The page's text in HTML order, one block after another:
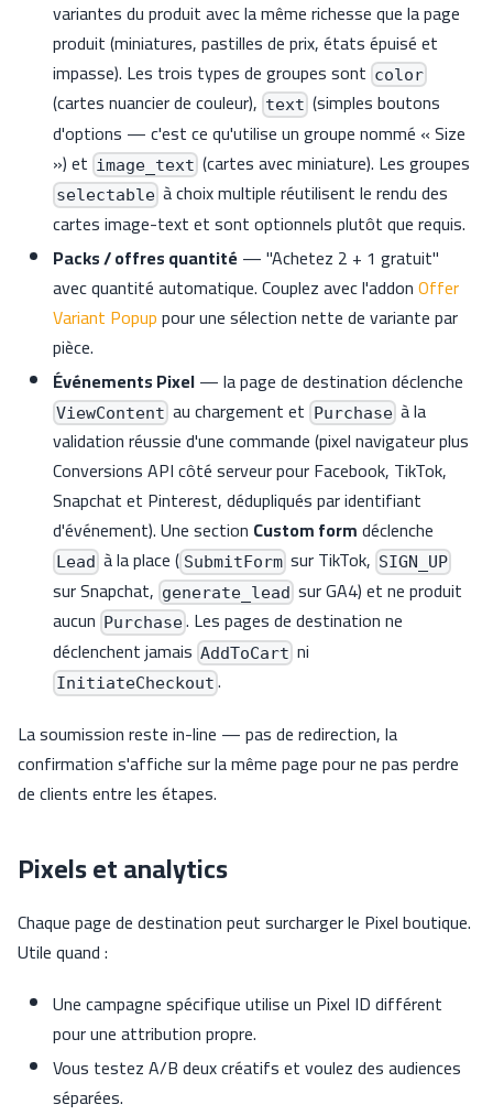
variantes du produit avec la même richesse que la page
produit (miniatures, pastilles de prix, états épuisé et
impasse). Les trois types de groupes sont color
(cartes nuancier de couleur), text (simples boutons
d'options — c'est ce qu'utilise un groupe nommé « Size
») et image_text (cartes avec miniature). Les groupes
selectable à choix multiple réutilisent le rendu des
cartes image-text et sont optionnels plutôt que requis.
Packs / offres quantité— "Achetez 2 + 1 gratuit"
avec quantité automatique. Couplez avec l'addonOffer
Variant Popuppour une sélection nette de variante par
pièce.
Événements Pixel— la page de destination déclenche
ViewContent au chargement et Purchaseà la
validation réussie d'une commande (pixel navigateur plus
Conversions API côté serveur pour Facebook, TikTok,
Snapchat et Pinterest, dédupliqués par identifiant
d'événement). Une section Custom formdéclenche
Lead à la place ( SubmitFormsur TikTok, SIGN_UP
sur Snapchat, generate_lead sur GA4) et ne produit
aucun
Purchase. Les pages de destination ne
déclenchent jamais AddToCart ni
InitiateCheckout .
La soumission reste in-line — pas de redirection, la
confirmation s'affiche sur la même page pour ne pas perdre
de clients entre les étapes.
Pixels et analytics
Chaque page de destination peut surcharger le Pixel boutique.
Utile quand :
Une campagne spécifique utilise un Pixel ID différent
pour une attribution propre.
Vous testez A/B deux créatifs et voulez des audiences
séparées.